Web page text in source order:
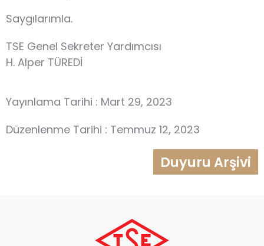
Saygılarımla.
TSE Genel Sekreter Yardımcısı
H. Alper TÜREDİ
Yayınlama Tarihi : Mart 29, 2023
Düzenlenme Tarihi : Temmuz 12, 2023
Duyuru Arşivi